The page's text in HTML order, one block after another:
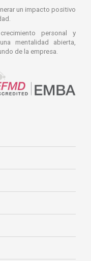
un impacto positivo
personal y
mentalidad abierta,
de la empresa.